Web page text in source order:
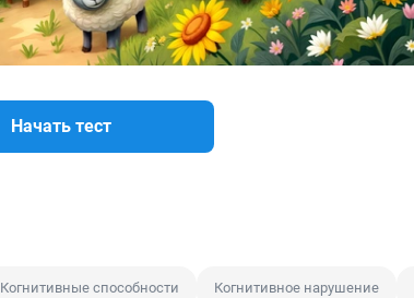
Начать тест
Когнитивные способности Когнитивное нарушение